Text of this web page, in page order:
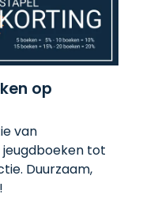
op
van
tot
Duurzaam,